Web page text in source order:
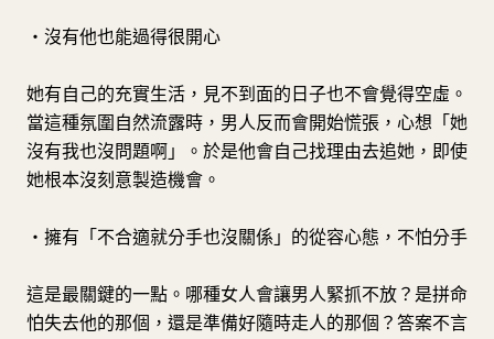
・沒有他也能過得很開心
她有自己的充實生活，見不到面的日子也不會覺得空虛。
當這種氛圍自然流露時，男人反而會開始慌張，心想「她
沒有我也沒問題啊」。於是他會自己找理由去追她，即使
她根本沒刻意製造機會。
・擁有「不合適就分手也沒關係」的從容心態，不怕分手
這是最關鍵的一點。哪種女人會讓男人緊抓不放？是拼命
怕失去他的那個，還是準備好隨時走人的那個？答案不言